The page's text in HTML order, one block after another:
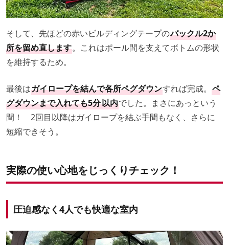
そして、先ほどの赤いビルディングテープのバックル2か
所を留め直します。これはポール間を支えてボトムの形状
を維持するため。
最後はガイロープを結んで各所ペグダウンすれば完成。 ペ
グダウンまで入れても5分以内でした。まさにあっという
間！ 2回目以降はガイロープを結ぶ手間もなく、さらに
短縮できそう。
実際の使い心地をじっくりチェック！
圧迫感なく4人でも快適な室内